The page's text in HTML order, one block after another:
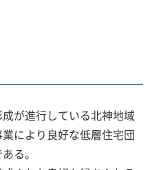
が進行している北神地域
により良好な低層住宅団
る。